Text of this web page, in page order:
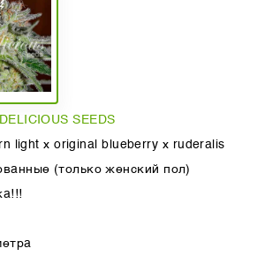
DELICIOUS SEEDS
light x original blueberry x ruderalis
(только женский пол)